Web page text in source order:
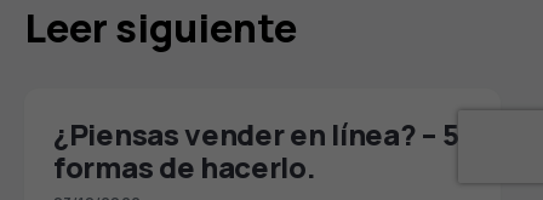
Leer siguiente
¿Piensas vender en línea? – 5
formas de hacerlo.